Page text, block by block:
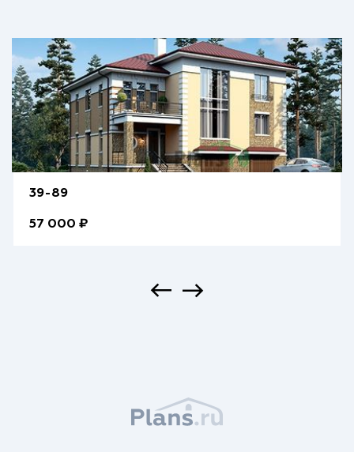
39-89
57 000 ₽